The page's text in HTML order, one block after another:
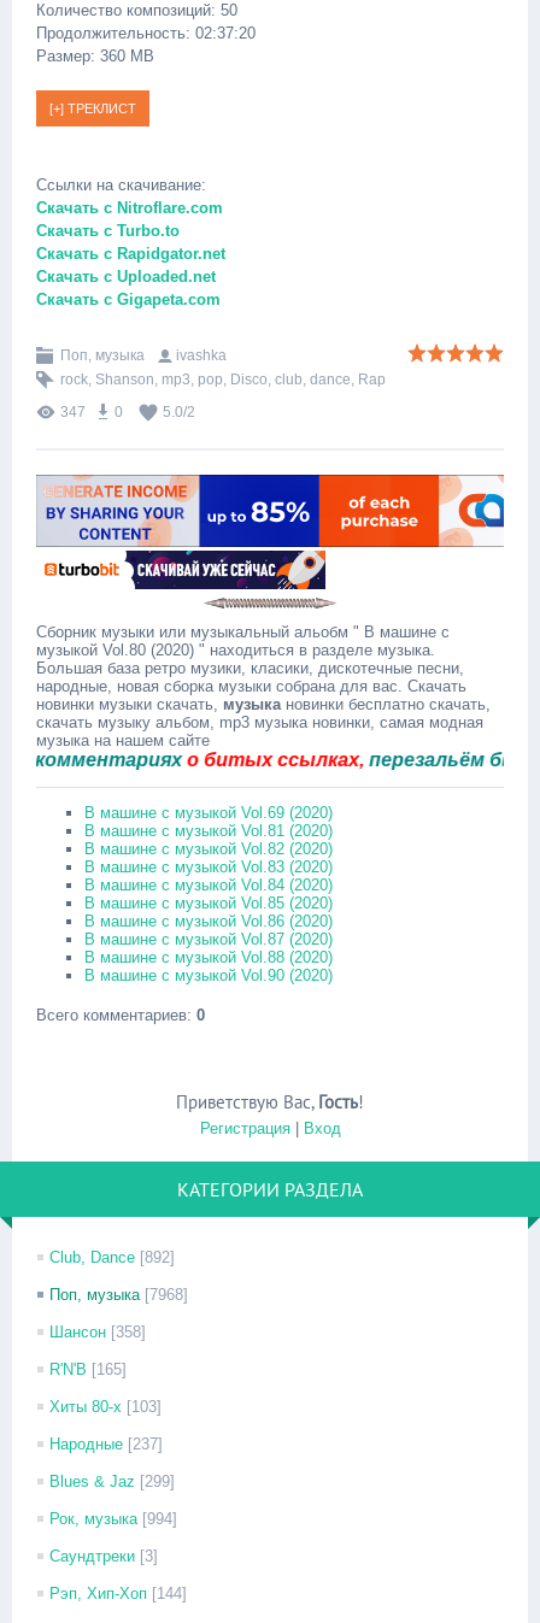
Количество композиций: 50
Продолжительность: 02:37:20
Размер: 360 MB
Ссылки на скачивание:
Скачать с Nitroflare.com
Скачать с Turbo.to
Скачать с Rapidgator.net
Скачать с Uploaded.net
Скачать с Gigapeta.com
Поп, музыка
ivashka
rock, Shanson, mp3, pop, Disco, club, dance, Rap
347
0 5.0/2
Сборник музыки или музыкальный альобм " В машине с
музыкой Vol.80 (2020) " находиться в разделе музыка.
Большая база ретро музики, класики, дискотечные песни,
народные, новая сборка музыки собрана для вас. Скачать
новинки музыки скачать, музыкановинки бесплатно скачать,
скачать музыку альбом, mp3 музыка новинки, самая модная
музыка на нашем сайте
о битых ссылках,перезальём быстро.
В машине с музыкой Vol.69 (2020)
В машине с музыкой Vol.81 (2020)
В машине с музыкой Vol.82 (2020)
В машине с музыкой Vol.83 (2020)
В машине с музыкой Vol.84 (2020)
В машине с музыкой Vol.85 (2020)
В машине с музыкой Vol.86 (2020)
В машине с музыкой Vol.87 (2020)
В машине с музыкой Vol.88 (2020)
В машине с музыкой Vol.90 (2020)
Всего комментариев: 0
Приветствую Вас, Гость!
Регистрация| Вход
КАТЕГОРИИ РАЗДЕЛА
Club, Dance [892]
Поп, музыка [7968]
Шансон [358]
R'N'B [165]
Хиты 80-х [103]
Народные [237]
Blues & Jaz [299]
Рок, музыка [994]
Саундтреки [3]
Рэп, Хип-Хоп [144]